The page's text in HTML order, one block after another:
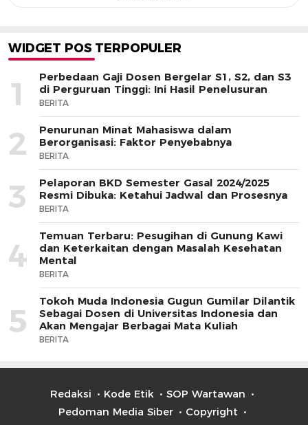
WIDGET POS TERPOPULER
1
Perbedaan Gaji Dosen Bergelar S1, S2, dan S3
di Perguruan Tinggi: Ini Hasil Penelusuran
BERITA
2
Penurunan Minat Mahasiswa dalam
Berorganisasi: Faktor Penyebabnya
BERITA
3
Pelaporan BKD Semester Gasal 2024/2025
Resmi Dibuka: Ketahui Jadwal dan Prosesnya
BERITA
4
Temuan Terbaru: Pesugihan di Gunung Kawi
dan Keterkaitan dengan Masalah Kesehatan
Mental
BERITA
5
Tokoh Muda Indonesia Gugun Gumilar Dilantik
Sebagai Dosen di Universitas Indonesia dan
Akan Mengajar Berbagai Mata Kuliah
BERITA
Redaksi Kode Etik
SOP Wartawan
Pedoman Media Siber
Copyright